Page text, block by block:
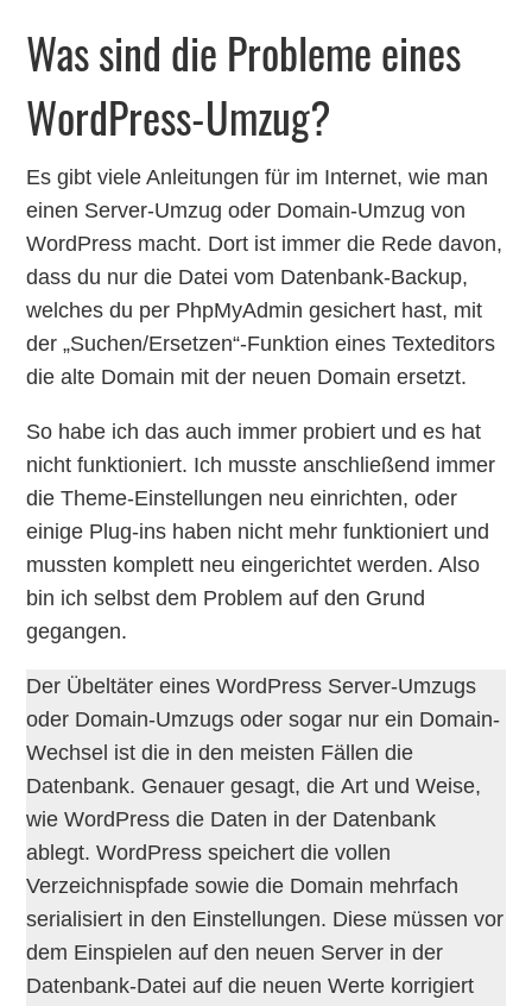
Was sind die Probleme eines
WordPress-Umzug?
Es gibt viele Anleitungen für im Internet, wie man
einen Server-Umzug oder Domain-Umzug von
WordPress macht. Dort ist immer die Rede davon,
dass du nur die Datei vom Datenbank-Backup,
welches du per PhpMyAdmin gesichert hast, mit
der „Suchen/Ersetzen“-Funktion eines Texteditors
die alte Domain mit der neuen Domain ersetzt.
So habe ich das auch immer probiert und es hat
nicht funktioniert. Ich musste anschließend immer
die Theme-Einstellungen neu einrichten, oder
einige Plug-ins haben nicht mehr funktioniert und
mussten komplett neu eingerichtet werden. Also
bin ich selbst dem Problem auf den Grund
gegangen.
Der Übeltäter eines WordPress Server-Umzugs
oder Domain-Umzugs oder sogar nur ein Domain-
Wechsel ist die in den meisten Fällen die
Datenbank. Genauer gesagt, die Art und Weise,
wie WordPress die Daten in der Datenbank
ablegt. WordPress speichert die vollen
Verzeichnispfade sowie die Domain mehrfach
serialisiert in den Einstellungen. Diese müssen vor
dem Einspielen auf den neuen Server in der
Datenbank-Datei auf die neuen Werte korrigiert